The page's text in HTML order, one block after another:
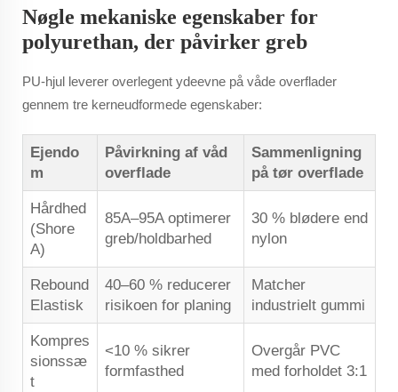
Nøgle mekaniske egenskaber for
polyurethan, der påvirker greb
PU-hjul leverer overlegent ydeevne på våde overflader
gennem tre kerneudformede egenskaber:
Ejendo
m
Påvirkning af våd
overflade
Sammenligning
på tør overflade
Hårdhed
(Shore
A)
85A–95A optimerer
greb/holdbarhed
30 % blødere end
nylon
Rebound
Elastisk
40–60 % reducerer
risikoen for planing
Matcher
industrielt gummi
Kompres
sionssæ
t
<10 % sikrer
formfasthed
Overgår PVC
med forholdet 3:1